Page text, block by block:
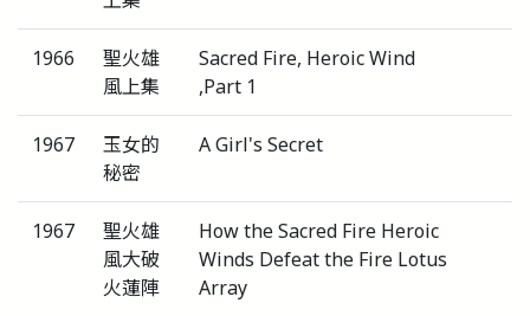
1966
聖火雄
風上集
Sacred Fire, Heroic Wind
,Part 1
1967
玉女的
秘密
A Girl's Secret
1967
聖火雄
風大破
火蓮陣
How the Sacred Fire Heroic
Winds Defeat the Fire Lotus
Array